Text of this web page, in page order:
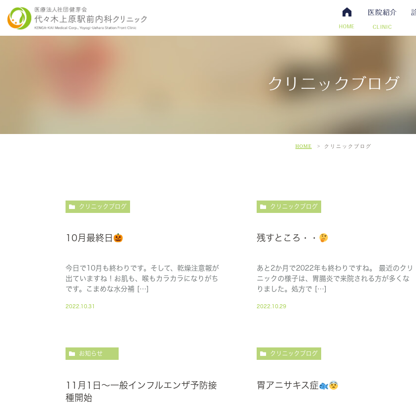
HOME
医院紹介
CLINIC
アクセス・診療時間 スタッフ募集
大腸内視鏡検査について 日帰り手術（内視鏡
ワクチン・予防接種
クリニックブログ
HOME クリニックブログ
クリニックブログ
10月最終日
今日で10月も終わりです。そして、乾燥注意報が
出ていますね！お肌も、喉もカラカラになりがち
です。こまめな水分補 […]
2022.10.31
クリニックブログ
残すところ・・
あと2か月で2022年も終わりですね。 最近のクリ
ニックの様子は、胃腸炎で来院される方が多くな
りました。処方で […]
2022.10.29
お知らせ
11月1日～一般インフルエンザ予防接
種開始
クリニックブログ
胃アニサキス症